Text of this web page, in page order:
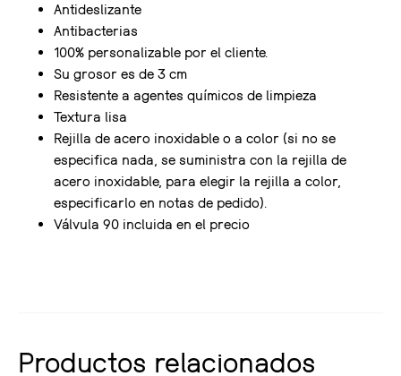
Antideslizante
Antibacterias
100% personalizable por el cliente.
Su grosor es de 3 cm
Resistente a agentes químicos de limpieza
Textura lisa
Rejilla de acero inoxidable o a color (si no se
especifica nada, se suministra con la rejilla de
acero inoxidable, para elegir la rejilla a color,
especificarlo en notas de pedido).
Válvula 90 incluida en el precio
Productos relacionados